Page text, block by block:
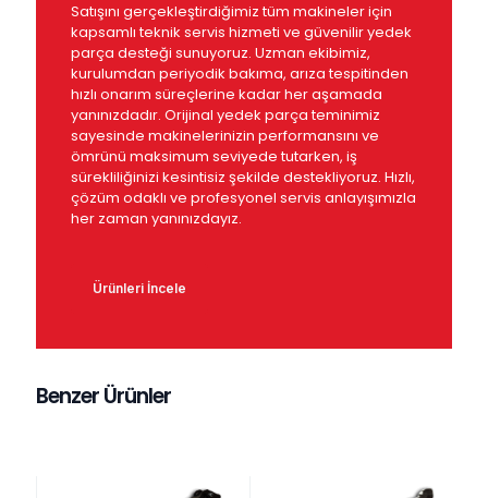
Satışını gerçekleştirdiğimiz tüm makineler için
kapsamlı teknik servis hizmeti ve güvenilir yedek
parça desteği sunuyoruz. Uzman ekibimiz,
kurulumdan periyodik bakıma, arıza tespitinden
hızlı onarım süreçlerine kadar her aşamada
yanınızdadır. Orijinal yedek parça teminimiz
sayesinde makinelerinizin performansını ve
ömrünü maksimum seviyede tutarken, iş
sürekliliğinizi kesintisiz şekilde destekliyoruz. Hızlı,
çözüm odaklı ve profesyonel servis anlayışımızla
her zaman yanınızdayız.
Ürünleri İncele
Benzer Ürünler